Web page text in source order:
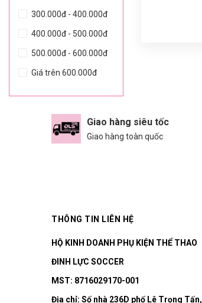
300.000đ - 400.000đ
400.000đ - 500.000đ
500.000đ - 600.000đ
Giá trên 600.000đ
Giao hàng siêu tốc
Giao hàng toàn quốc
THÔNG TIN LIÊN HỆ
HỘ KINH DOANH PHỤ KIỆN THỂ THAO
ĐINH LỰC SOCCER
MST: 8716029170-001
Địa chỉ: Số nhà 236D phố Lê Trọng Tấn,